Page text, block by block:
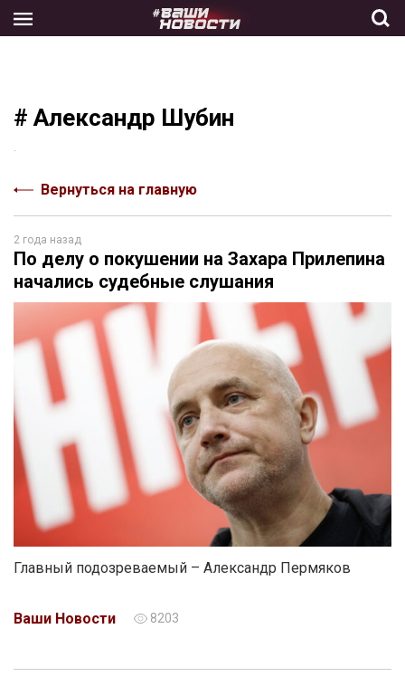
the
# Александр Шубин
Вернуться на главную
2 года назад
По делу о покушении на Захара Прилепина
начались судебные слушания
Главный подозреваемый – Александр Пермяков
Ваши Новости 8203